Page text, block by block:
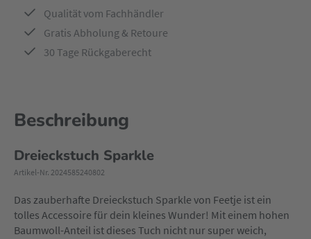
Qualität vom Fachhändler
Gratis Abholung & Retoure
30 Tage Rückgaberecht
Beschreibung
Dreieckstuch Sparkle
Artikel-Nr. 2024585240802
Das zauberhafte Dreieckstuch Sparkle von Feetje ist ein
tolles Accessoire für dein kleines Wunder! Mit einem hohen
Baumwoll-Anteil ist dieses Tuch nicht nur super weich,